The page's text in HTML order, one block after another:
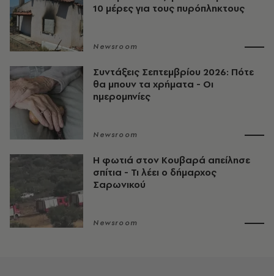
10 μέρες για τους πυρόπληκτους
Newsroom
Συντάξεις Σεπτεμβρίου 2026: Πότε
θα μπουν τα χρήματα - Οι
ημερομηνίες
Newsroom
Η φωτιά στον Κουβαρά απείλησε
σπίτια - Τι λέει ο δήμαρχος
Σαρωνικού
Newsroom